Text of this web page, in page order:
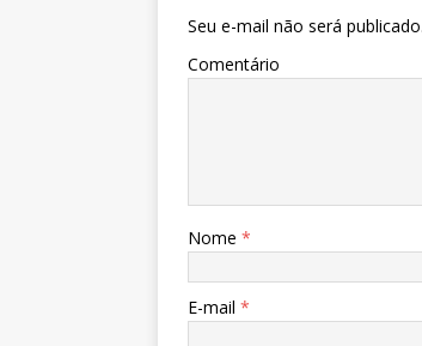
Seu e-mail não será publicado.
Comentário
Nome *
E-mail *